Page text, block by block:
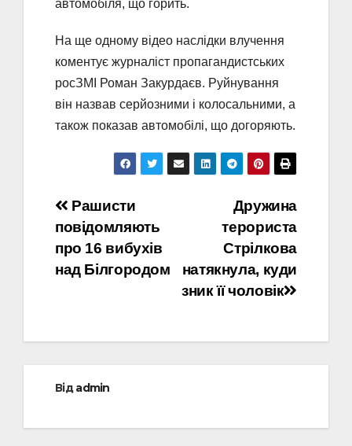
автомобіля, що горить.
На ще одному відео наслідки влучення
коментує журналіст пропагандистських
росЗМІ Роман Закурдаєв. Руйнування
він назвав серйозними і колосальними, а
також показав автомобілі, що догоряють.
Навігація
записів
Дружина
терориста
Стрілкова
натякнула, куди
зник її чоловік
Рашисти
повідомляють
про 16 вибухів
над Білгородом
Відadmin